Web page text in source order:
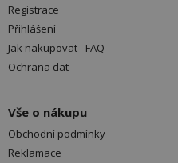
Registrace
Přihlášení
Jak nakupovat - FAQ
Ochrana dat
Vše o nákupu
Obchodní podmínky
Reklamace